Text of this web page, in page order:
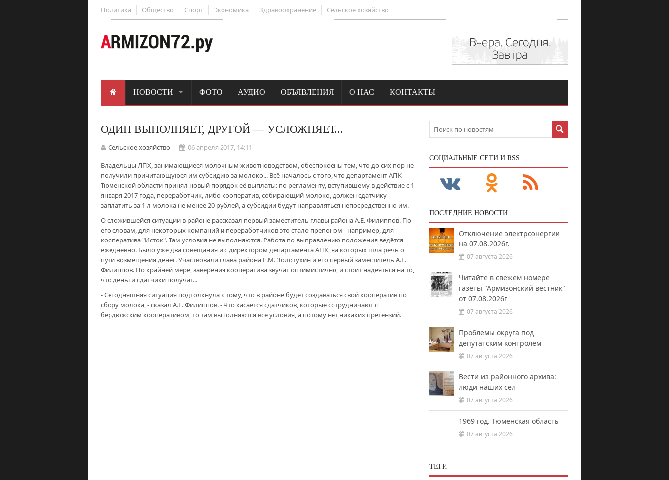
Политика Общество Спорт Экономика Здравоохранение Сельское хозяйство
НОВОСТИ ФОТО АУДИО ОБЪЯВЛЕНИЯ О НАС КОНТАКТЫ
ОДИН ВЫПОЛНЯЕТ, ДРУГОЙ — УСЛОЖНЯЕТ...
Сельское хозяйство
06 апреля 2017, 14:11
Владельцы ЛПХ, занимающиеся молочным животноводством, обеспокоены тем, что до сих пор не
получили причитающуюся им субсидию за молоко... Всё началось с того, что департамент АПК
Тюменской области принял новый порядок её выплаты: по регламенту, вступившему в действие с 1
января 2017 года, переработчик, либо кооператив, собирающий молоко, должен сдатчику
заплатить за 1 л молока не менее 20 рублей, а субсидии будут направляться непосредственно им.
О сложившейся ситуации в районе рассказал первый заместитель главы района А.Е. Филиппов. По
его словам, для некоторых компаний и переработчиков это стало препоном - например, для
кооператива "Исток". Там условия не выполняются. Работа по выправлению положения ведётся
ежедневно. Было уже два совещания и с директором департамента АПК, на которых шла речь о
пути возмещения денег. Участвовали глава района Е.М. Золотухин и его первый заместитель А.Е.
Филиппов. По крайней мере, заверения кооператива звучат оптимистично, и стоит надеяться на то,
что деньги сдатчики получат...
- Сегодняшняя ситуация подтолкнула к тому, что в районе будет создаваться свой кооператив по
сбору молока, - сказал А.Е. Филиппов. - Что касается сдатчиков, которые сотрудничают с
бердюжским кооперативом, то там выполняются все условия, а потому нет никаких претензий.
CОЦИАЛЬНЫЕ СЕТИ И RSS
ПОСЛЕДНИЕ НОВОСТИ
Отключение электроэнергии
на 07.08.2026г.
07 августа 2026
Читайте в свежем номере
газеты "Армизонский вестник"
от 07.08.2026г
07 августа 2026
Проблемы округа под
депутатским контролем
07 августа 2026
Вести из районного архива:
люди наших сел
07 августа 2026
1969 год. Тюменская область
07 августа 2026
ТЕГИ